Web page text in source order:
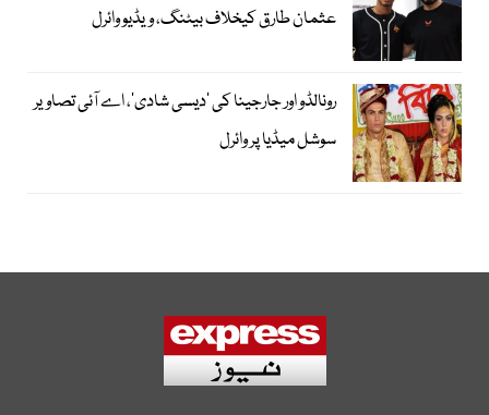
عثمان طارق کیخلاف بیٹنگ، ویڈیو وائرل
رونالڈو اور جارجینا کی ’دیسی شادی‘، اے آئی تصاویر
سوشل میڈیا پر وائرل